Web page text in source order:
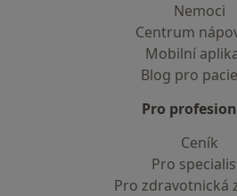
Nemoci
Centrum
Mobilní
Blog pro
Pro
Ceník
Pro
Pro zdravotnická